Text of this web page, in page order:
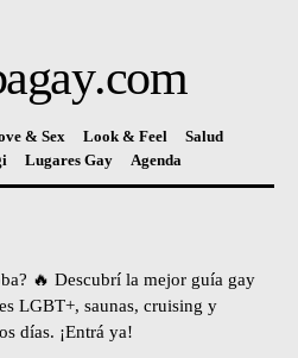
.com
& Sex Look & Feel
Salud
Lugares Gay Agenda
🔥 Descubrí la mejor guía gay
LGBT+, saunas, cruising y
días. ¡Entrá ya!